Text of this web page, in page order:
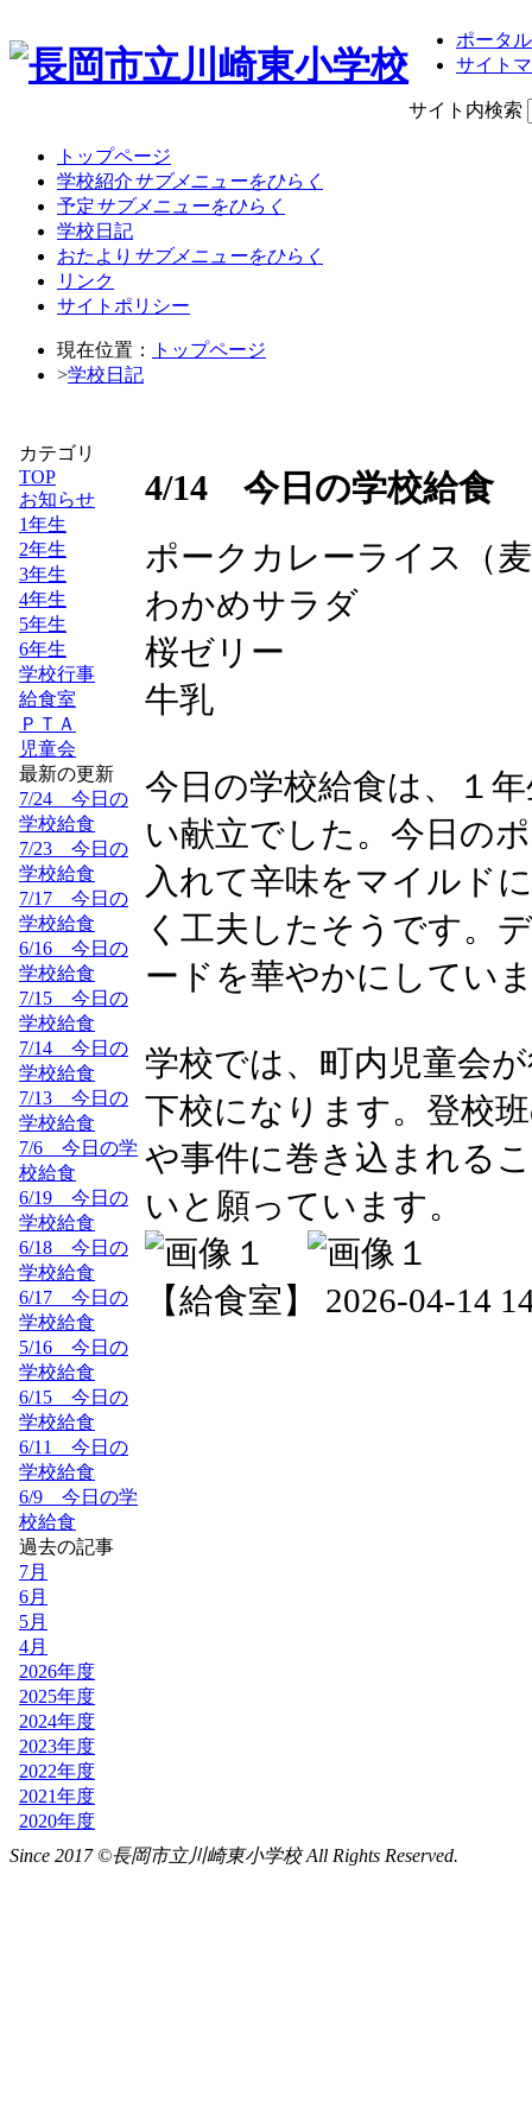
ポータ
サイト
サイト内検索
トップページ
学校紹介サブメニューをひらく
予定サブメニューをひらく
学校日記
おたより サブメニューをひらく
リンク
サイトポリシー
現在位置：
トップページ
>学校日記
Since 2017 ©長岡市立川崎東小学校 All Rights Reserved.